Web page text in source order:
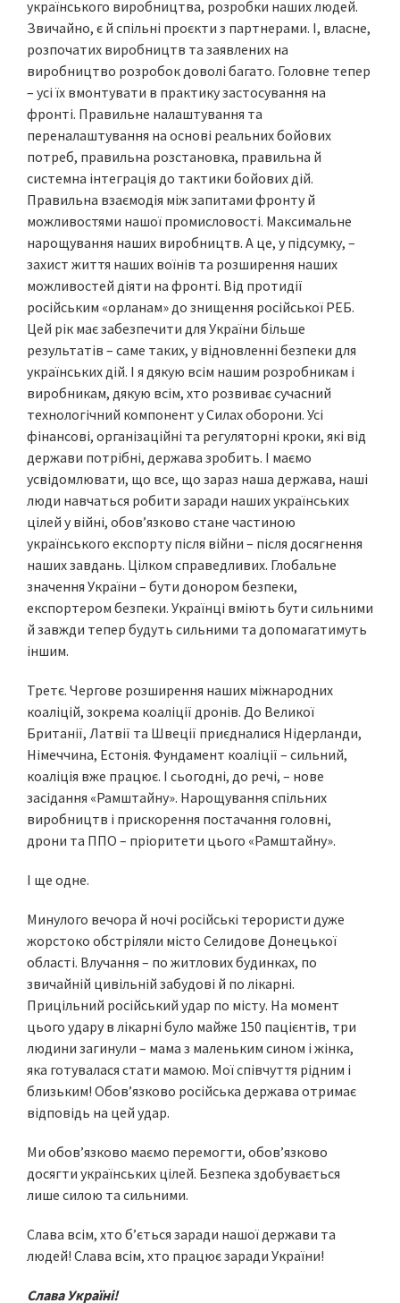
українського виробництва, розробки наших людей.
Звичайно, є й спільні проєкти з партнерами. І, власне,
розпочатих виробництв та заявлених на
виробництво розробок доволі багато. Головне тепер
– усі їх вмонтувати в практику застосування на
фронті. Правильне налаштування та
переналаштування на основі реальних бойових
потреб, правильна розстановка, правильна й
системна інтеграція до тактики бойових дій.
Правильна взаємодія між запитами фронту й
можливостями нашої промисловості. Максимальне
нарощування наших виробництв. А це, у підсумку, –
захист життя наших воїнів та розширення наших
можливостей діяти на фронті. Від протидії
російським «орланам» до знищення російської РЕБ.
Цей рік має забезпечити для України більше
результатів – саме таких, у відновленні безпеки для
українських дій. І я дякую всім нашим розробникам і
виробникам, дякую всім, хто розвиває сучасний
технологічний компонент у Силах оборони. Усі
фінансові, організаційні та регуляторні кроки, які від
держави потрібні, держава зробить. І маємо
усвідомлювати, що все, що зараз наша держава, наші
люди навчаться робити заради наших українських
цілей у війні, обов’язково стане частиною
українського експорту після війни – після досягнення
наших завдань. Цілком справедливих. Глобальне
значення України – бути донором безпеки,
експортером безпеки. Українці вміють бути сильними
й завжди тепер будуть сильними та допомагатимуть
іншим.
Третє. Чергове розширення наших міжнародних
коаліцій, зокрема коаліції дронів. До Великої
Британії, Латвії та Швеції приєдналися Нідерланди,
Німеччина, Естонія. Фундамент коаліції – сильний,
коаліція вже працює. І сьогодні, до речі, – нове
засідання «Рамштайну». Нарощування спільних
виробництв і прискорення постачання головні,
дрони та ППО – пріоритети цього «Рамштайну».
І ще одне.
Минулого вечора й ночі російські терористи дуже
жорстоко обстріляли місто Селидове Донецької
області. Влучання – по житлових будинках, по
звичайній цивільній забудові й по лікарні.
Прицільний російський удар по місту. На момент
цього удару в лікарні було майже 150 пацієнтів, три
людини загинули – мама з маленьким сином і жінка,
яка готувалася стати мамою. Мої співчуття рідним і
близьким! Обов’язково російська держава отримає
відповідь на цей удар.
Ми обов’язково маємо перемогти, обов’язково
досягти українських цілей. Безпека здобувається
лише силою та сильними.
Слава всім, хто б’ється заради нашої держави та
людей! Слава всім, хто працює заради України!
Слава Україні!